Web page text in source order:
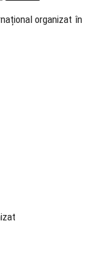
organizat în